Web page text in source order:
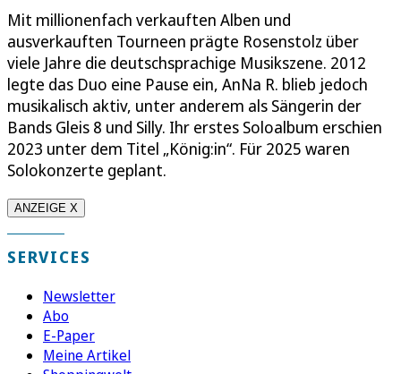
Mit millionenfach verkauften Alben und
ausverkauften Tourneen prägte Rosenstolz über
viele Jahre die deutschsprachige Musikszene. 2012
legte das Duo eine Pause ein, AnNa R. blieb jedoch
musikalisch aktiv, unter anderem als Sängerin der
Bands Gleis 8 und Silly. Ihr erstes Soloalbum erschien
2023 unter dem Titel „König:in“. Für 2025 waren
Solokonzerte geplant.
ANZEIGE X
SERVICES
Newsletter
Abo
E-Paper
Meine Artikel